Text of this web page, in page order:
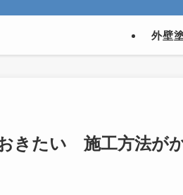
外壁
きたい 施工方法が